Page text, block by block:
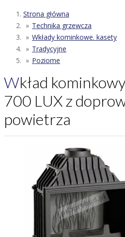
Strona główna
Technika grzewcza
Wkłady kominkowe. kasety
Tradycyjne
Poziome
Wkład kominkowy UNIFLAM
700 LUX z
powietrza